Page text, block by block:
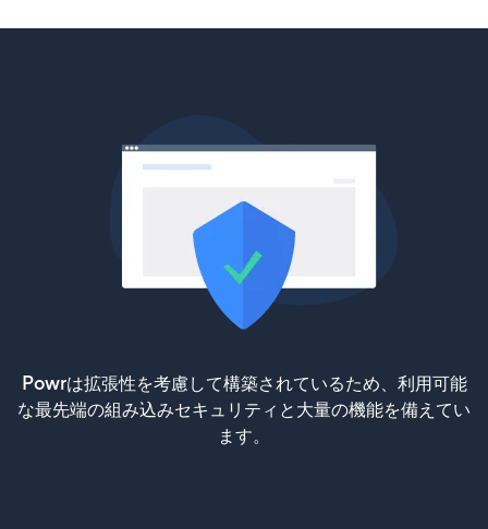
Powrは拡張性を考慮して構築されているため、利用可能
な最先端の組み込みセキュリティと大量の機能を備えてい
ます。